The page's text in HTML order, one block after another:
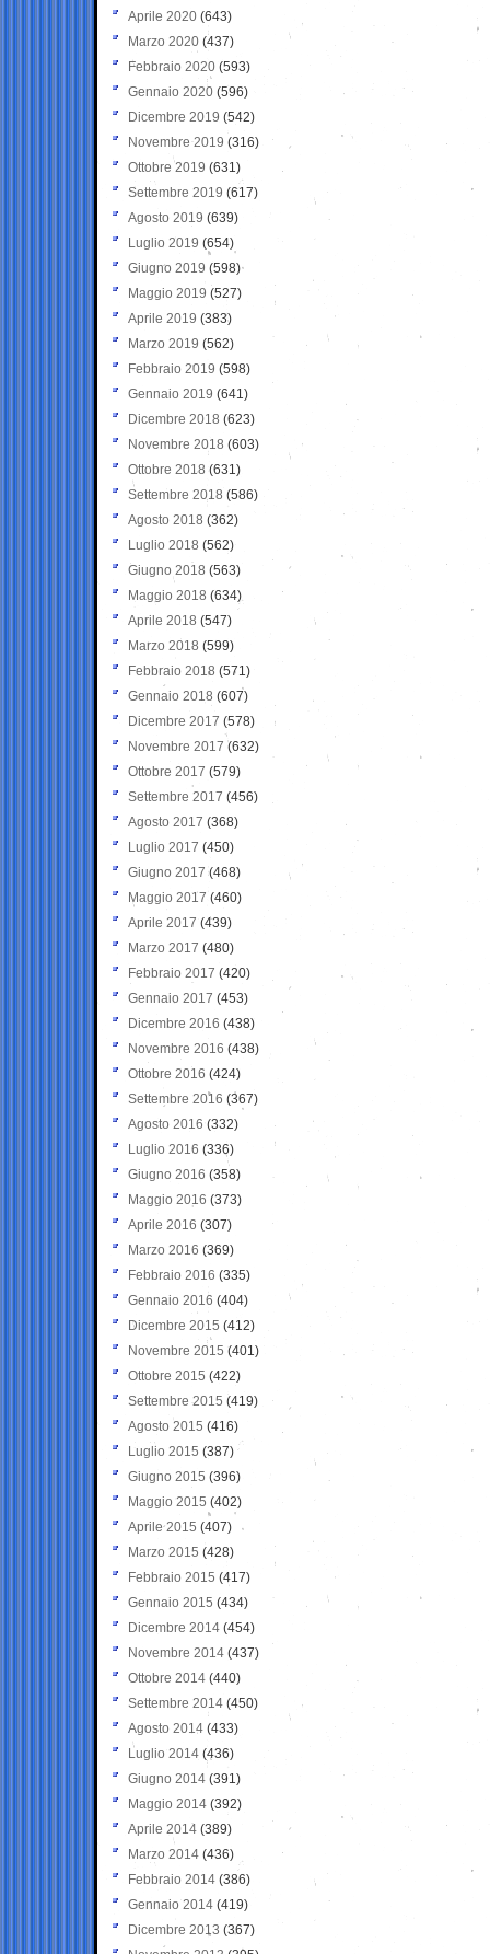
Aprile 2020 (643)
Marzo 2020 (437)
Febbraio 2020 (593)
Gennaio 2020 (596)
Dicembre 2019 (542)
Novembre 2019 (316)
Ottobre 2019 (631)
Settembre 2019 (617)
Agosto 2019 (639)
Luglio 2019 (654)
Giugno 2019 (598)
Maggio 2019 (527)
Aprile 2019 (383)
Marzo 2019 (562)
Febbraio 2019 (598)
Gennaio 2019 (641)
Dicembre 2018 (623)
Novembre 2018 (603)
Ottobre 2018 (631)
Settembre 2018 (586)
Agosto 2018 (362)
Luglio 2018 (562)
Giugno 2018 (563)
Maggio 2018 (634)
Aprile 2018 (547)
Marzo 2018 (599)
Febbraio 2018 (571)
Gennaio 2018 (607)
Dicembre 2017 (578)
Novembre 2017 (632)
Ottobre 2017 (579)
Settembre 2017 (456)
Agosto 2017 (368)
Luglio 2017 (450)
Giugno 2017 (468)
Maggio 2017 (460)
Aprile 2017 (439)
Marzo 2017 (480)
Febbraio 2017 (420)
Gennaio 2017 (453)
Dicembre 2016 (438)
Novembre 2016 (438)
Ottobre 2016 (424)
Settembre 2016 (367)
Agosto 2016 (332)
Luglio 2016 (336)
Giugno 2016 (358)
Maggio 2016 (373)
Aprile 2016 (307)
Marzo 2016 (369)
Febbraio 2016 (335)
Gennaio 2016 (404)
Dicembre 2015 (412)
Novembre 2015 (401)
Ottobre 2015 (422)
Settembre 2015 (419)
Agosto 2015 (416)
Luglio 2015 (387)
Giugno 2015 (396)
Maggio 2015 (402)
Aprile 2015 (407)
Marzo 2015 (428)
Febbraio 2015 (417)
Gennaio 2015 (434)
Dicembre 2014 (454)
Novembre 2014 (437)
Ottobre 2014 (440)
Settembre 2014 (450)
Agosto 2014 (433)
Luglio 2014 (436)
Giugno 2014 (391)
Maggio 2014 (392)
Aprile 2014 (389)
Marzo 2014 (436)
Febbraio 2014 (386)
Gennaio 2014 (419)
Dicembre 2013 (367)